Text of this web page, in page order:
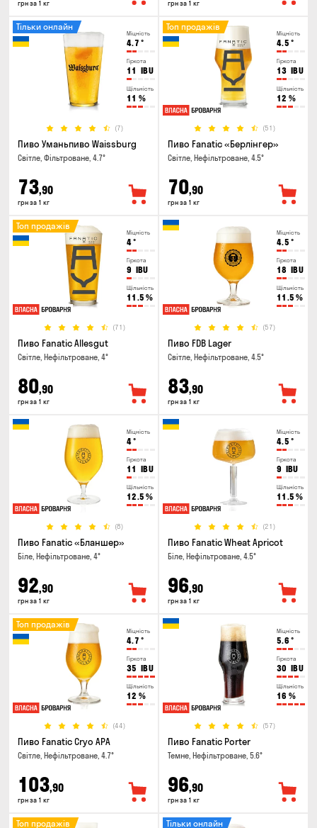
грн за 1 кг грн за 1 кг
Міцність
4.7 °
Гіркота
11 IBU
Щільність
11 %
(7)
Тільки онлайн
Пиво Уманьпиво Waissburg
Світле, Фільтроване, 4.7°
73,90
грн за 1 кг
Міцність
4.5 °
Гіркота
13 IBU
Щільність
12 %
(51)
Топ продажів
Пиво Fanatic «Берлінгер»
Світле, Нефільтроване, 4.5°
70,90
грн за 1 кг
Міцність
4°
Гіркота
9 IBU
Щільність
11.5 %
(71)
Топ продажів
Пиво Fanatic Allesgut
Світле, Нефільтроване, 4°
80,90
грн за 1 кг
Міцність
4.5 °
Гіркота
18 IBU
Щільність
11.5 %
(57)
Пиво FDB Lager
Світле, Нефільтроване, 4.5°
83,90
грн за 1 кг
Міцність
4°
Гіркота
11 IBU
Щільність
12.5 %
(8)
Пиво Fanatic «Бланшер»
Біле, Нефільтроване, 4°
92,90
грн за 1 кг
Міцність
4.5 °
Гіркота
9 IBU
Щільність
11.5 %
(21)
Пиво Fanatic Wheat Apricot
Біле, Нефільтроване, 4.5°
96,90
грн за 1 кг
Міцність
4.7 °
Гіркота
35 IBU
Щільність
12 %
(44)
Топ продажів
Пиво Fanatic Cryo APA
Світле, Нефільтроване, 4.7°
103,90
грн за 1 кг
Міцність
5.6 °
Гіркота
30 IBU
Щільність
16 %
(57)
Пиво Fanatic Porter
Темне, Нефільтроване, 5.6°
96,90
грн за 1 кг
Топ продажів Тільки онлайн